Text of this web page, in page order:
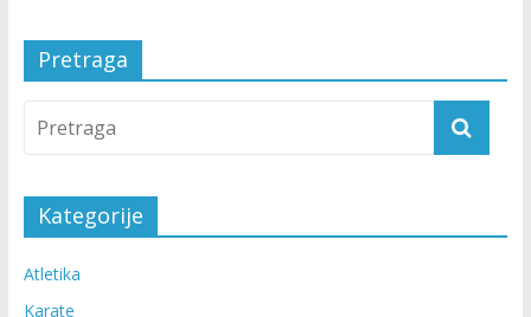
Pretraga
Kategorije
Atletika
Karate